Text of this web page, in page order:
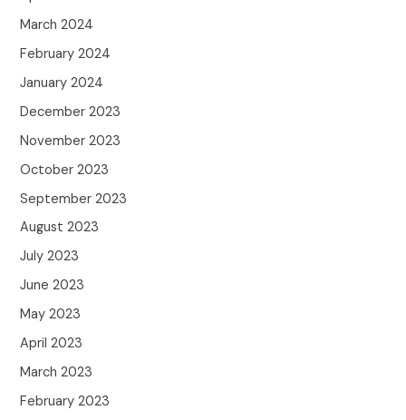
March 2024
February 2024
January 2024
December 2023
November 2023
October 2023
September 2023
August 2023
July 2023
June 2023
May 2023
April 2023
March 2023
February 2023